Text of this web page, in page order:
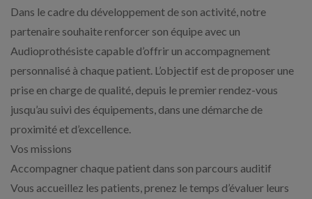
Dans le cadre du développement de son activité, notre
partenaire souhaite renforcer son équipe avec un
Audioprothésiste capable d’offrir un accompagnement
personnalisé à chaque patient. L’objectif est de proposer une
prise en charge de qualité, depuis le premier rendez-vous
jusqu’au suivi des équipements, dans une démarche de
proximité et d’excellence.
Vos missions
Accompagner chaque patient dans son parcours auditif
Vous accueillez les patients, prenez le temps d’évaluer leurs